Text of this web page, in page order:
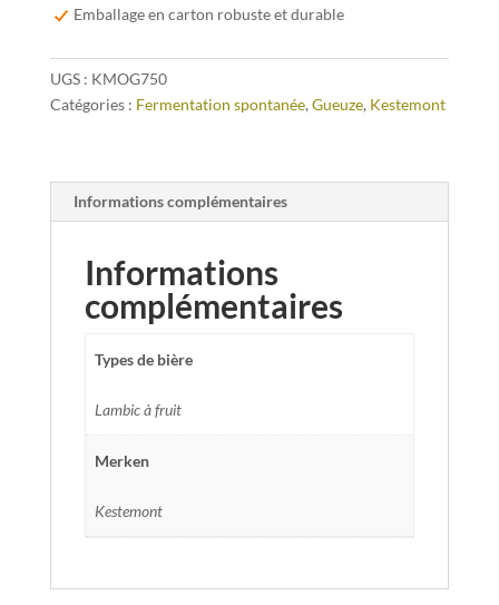
Emballage en carton robuste et durable
UGS : KMOG750
Catégories : Fermentation spontanée, Gueuze, Kestemont
Informations complémentaires
Informations
complémentaires
Types de bière
Lambic à fruit
Merken
Kestemont